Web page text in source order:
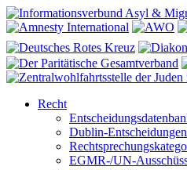
Recht
Dublin-Entscheidungen
EGMR-/UN-